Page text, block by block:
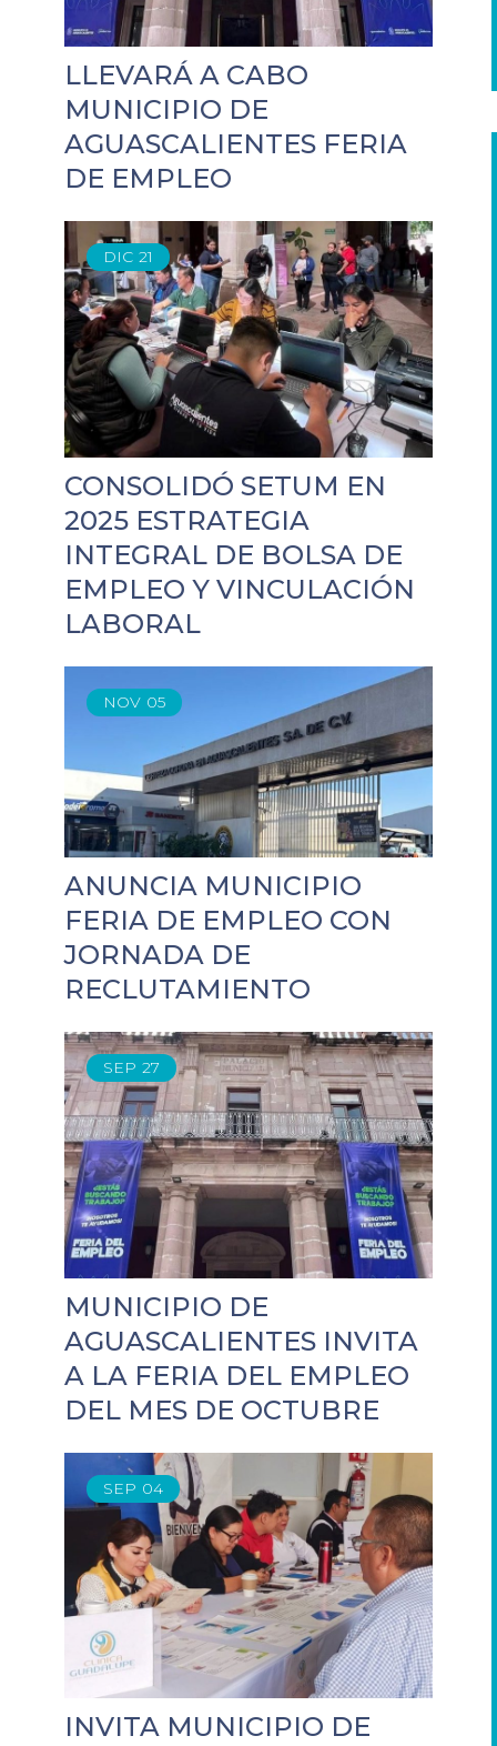
LLEVARÁ A CABO
MUNICIPIO DE
AGUASCALIENTES FERIA
DE EMPLEO
DIC 21
CONSOLIDÓ SETUM EN
2025 ESTRATEGIA
INTEGRAL DE BOLSA DE
EMPLEO Y VINCULACIÓN
LABORAL
NOV 05
ANUNCIA MUNICIPIO
FERIA DE EMPLEO CON
JORNADA DE
RECLUTAMIENTO
SEP 27
MUNICIPIO DE
AGUASCALIENTES INVITA
A LA FERIA DEL EMPLEO
DEL MES DE OCTUBRE
SEP 04
INVITA MUNICIPIO DE